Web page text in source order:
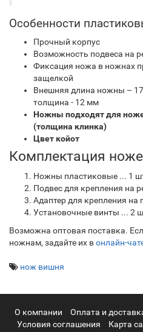
Особенности
Прочный корпус
Возможность подвеса на
Фиксация ножа в ножнах
защелкой
Внешняя длина ножны –
толщина - 12 мм
Ножны подходят для
(толщина клинка)
Цвет койот
Комплектация
Ножны пластиковые ... 1
Подвес для крепления на
Адаптер для крепления на
Установочные винты ... 2
Возможна оптовая поставка.
ножнам, задайте их вонлайн-
нож вишня
О компании Оплата и
Условия соглашения
Карта